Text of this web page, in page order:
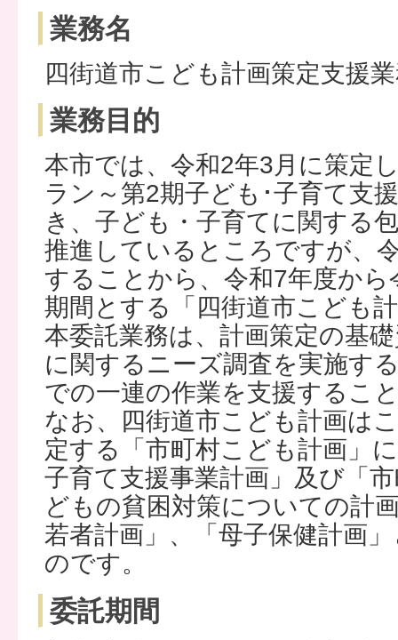
業務名
四街道市こども計画策定支援
業務目的
本市では、令和2年3月に策定
ラン～第2期子ども･子育て支
き、子ども・子育てに関する
推進しているところですが、
することから、令和7年度か
期間とする「四街道市こども
本委託業務は、計画策定の基
に関するニーズ調査を実施す
での一連の作業を支援するこ
なお、四街道市こども計画は
定する「市町村こども計画」
子育て支援事業計画」及び「
どもの貧困対策についての計
若者計画」、「母子保健計画
のです。
委託期間